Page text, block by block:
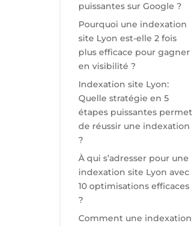
puissantes sur Google ?
Pourquoi une indexation
site Lyon est-elle 2 fois
plus efficace pour gagner
en visibilité ?
Indexation site Lyon:
Quelle stratégie en 5
étapes puissantes permet
de réussir une indexation
?
À qui s’adresser pour une
indexation site Lyon avec
10 optimisations efficaces
?
Comment une indexation